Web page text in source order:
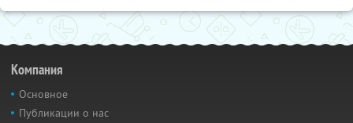
Компания
Основное
Публикации о нас